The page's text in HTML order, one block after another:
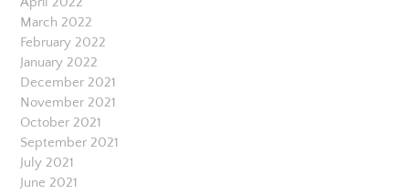
March 2022
February 2022
January 2022
December 2021
November 2021
October 2021
September 2021
July 2021
June 2021